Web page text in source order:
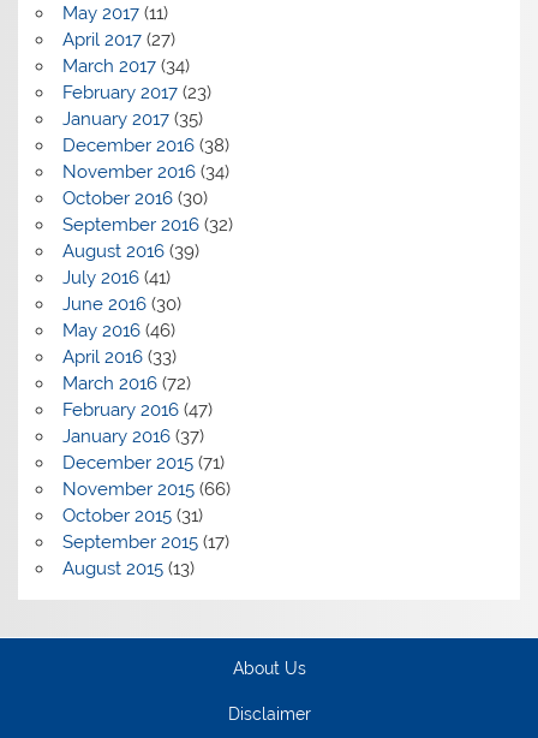
May 2017(11)
April 2017(27)
March 2017(34)
February 2017(23)
January 2017(35)
December 2016(38)
November 2016(34)
October 2016(30)
September 2016(32)
August 2016(39)
July 2016(41)
June 2016(30)
May 2016(46)
April 2016(33)
March 2016(72)
February 2016(47)
January 2016(37)
December 2015(71)
November 2015(66)
October 2015(31)
September 2015(17)
August 2015(13)
About Us
Disclaimer